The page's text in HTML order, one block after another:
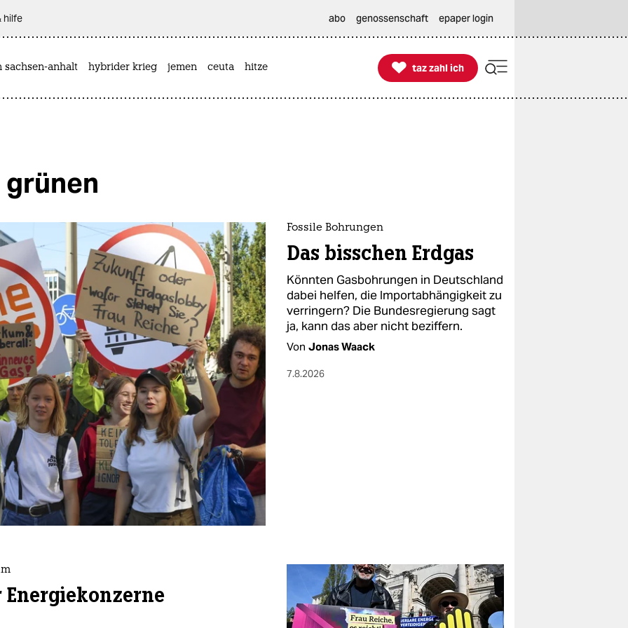
hilfe abo genossenschaft epaper login
sachsen-anhalt hybrider krieg jemen ceuta hitze 
taz zahl ich
taz zahl ich
Fossile Bohrungen
Das bisschen Erdgas
Könnten Gasbohrungen in Deutschland
dabei helfen, die Importabhängigkeit zu
verringern? Die Bundesregierung sagt
ja, kann das aber nicht beziffern.
Von Jonas Waack
7.8.2026